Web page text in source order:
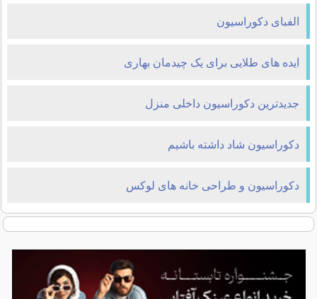
الفبای دکوراسیون
ایده های طلایی برای یک چیدمان بهاری
جدیدترین دکوراسیون داخلی منزل
دکوراسیون شاد داشته باشیم
دکوراسیون و طراحی خانه های لوکس